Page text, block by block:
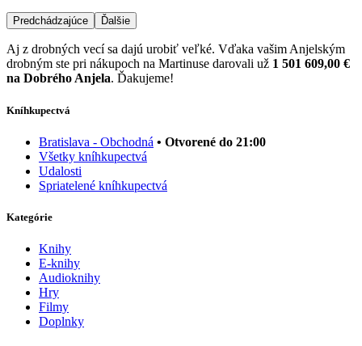
Predchádzajúce Ďalšie
Aj z drobných vecí sa dajú urobiť veľké. Vďaka vašim Anjelským
drobným ste pri nákupoch na Martinuse darovali už 1 501 609,00 €
na Dobrého Anjela. Ďakujeme!
Kníhkupectvá
Bratislava - Obchodná • Otvorené do 21:00
Všetky kníhkupectvá
Udalosti
Spriatelené kníhkupectvá
Kategórie
Knihy
E-knihy
Audioknihy
Hry
Filmy
Doplnky